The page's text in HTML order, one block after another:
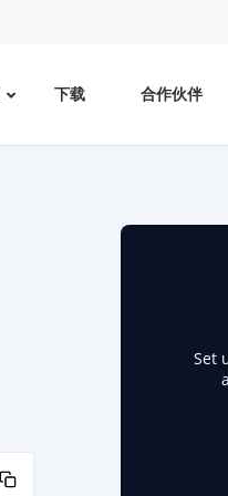
下载 合作伙伴
Set